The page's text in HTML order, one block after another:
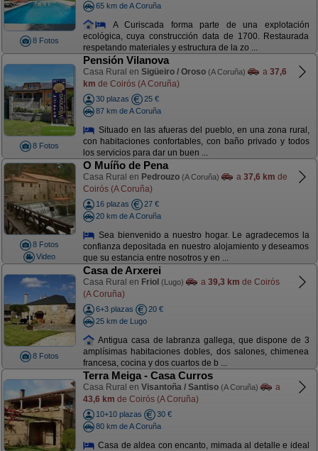
8 Fotos
65 km de A Coruña
A Curiscada forma parte de una explotación
ecológica, cuya construcción data de 1700. Restaurada
respetando materiales y estructura de la zo ...
8 Fotos
Pensión Vilanova
Casa Rural en Sigüeiro / Oroso (A Coruña) a 37,6
km de Coirós (A Coruña)
30 plazas
25 €
87 km de A Coruña
Situado en las afueras del pueblo, en una zona rural,
con habitaciones confortables, con baño privado y todos
los servicios para dar un buen ...
8 Fotos
Video
O Muíño de Pena
Casa Rural en Pedrouzo (A Coruña) a 37,6 km de
Coirós (A Coruña)
16 plazas
27 €
20 km de A Coruña
Sea bienvenido a nuestro hogar. Le agradecemos la
confianza depositada en nuestro alojamiento y deseamos
que su estancia entre nosotros y en ...
8 Fotos
Casa de Arxerei
Casa Rural en Friol (Lugo) a 39,3 km de Coirós
(A Coruña)
6+3 plazas
20 €
25 km de Lugo
Antigua casa de labranza gallega, que dispone de 3
amplísimas habitaciones dobles, dos salones, chimenea
francesa, cocina y dos cuartos de b ...
Terra Meiga - Casa Curros
Casa Rural en Visantoña / Santiso (A Coruña)
a
43,6 km de Coirós (A Coruña)
10+10 plazas
30 €
80 km de A Coruña
Casa de aldea con encanto, mimada al detalle e ideal